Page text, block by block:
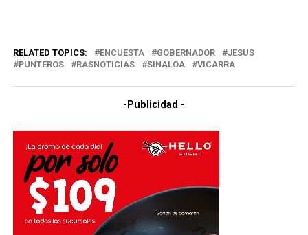
RELATED TOPICS: ENCUESTA GOBERNADOR
JESUS
PUNTEROS
RASNOTICIAS SINALOA VICARRA
-Publicidad -